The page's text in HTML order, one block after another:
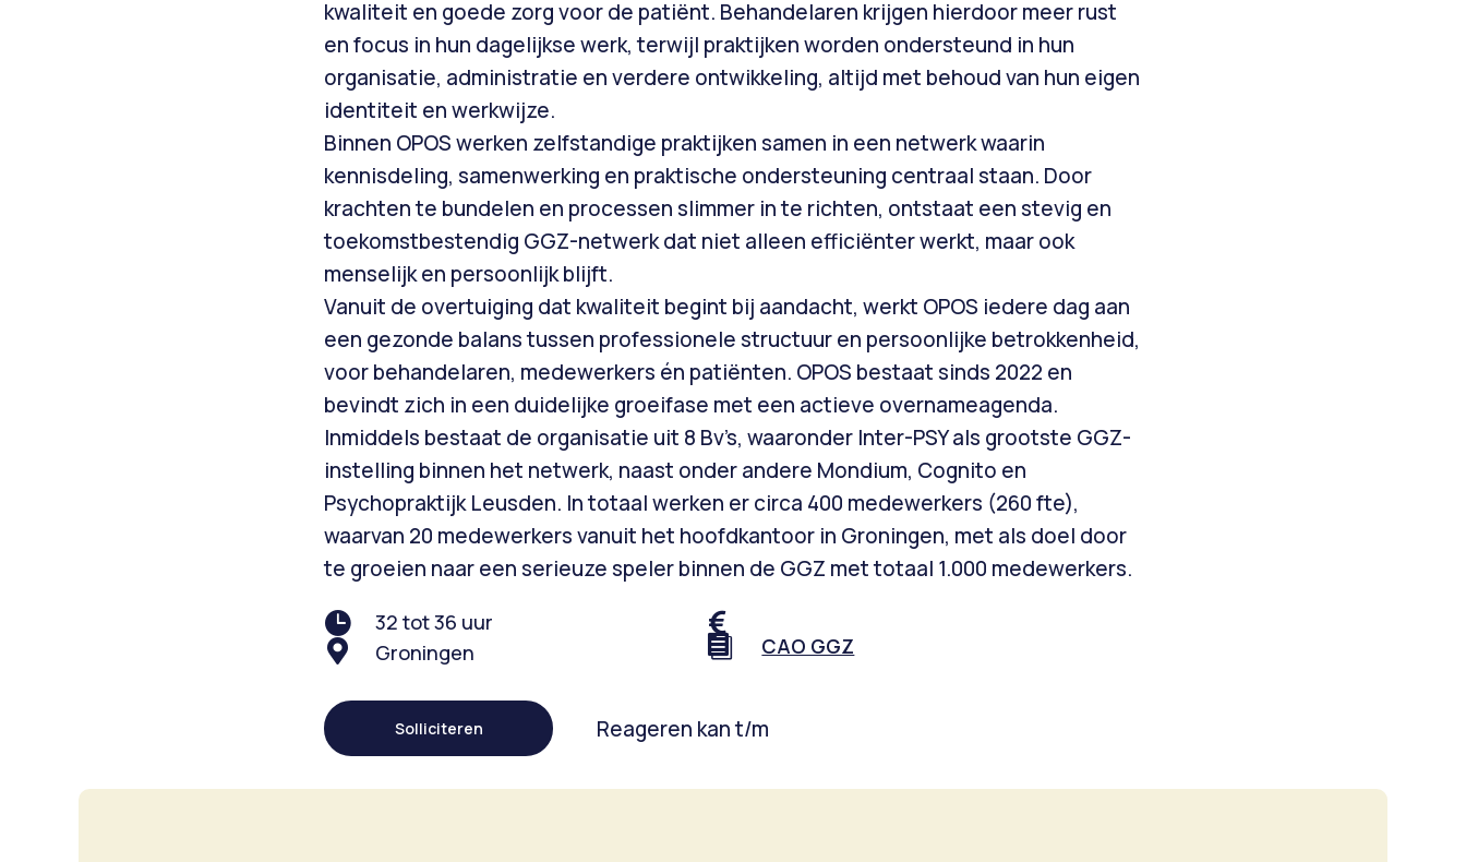
kwaliteit en goede zorg voor de patiënt. Behandelaren krijgen hierdoor meer rust
en focus in hun dagelijkse werk, terwijl praktijken worden ondersteund in hun
organisatie, administratie en verdere ontwikkeling, altijd met behoud van hun eigen
identiteit en werkwijze.
Binnen OPOS werken zelfstandige praktijken samen in een netwerk waarin
kennisdeling, samenwerking en praktische ondersteuning centraal staan. Door
krachten te bundelen en processen slimmer in te richten, ontstaat een stevig en
toekomstbestendig GGZ-netwerk dat niet alleen efficiënter werkt, maar ook
menselijk en persoonlijk blijft.
Vanuit de overtuiging dat kwaliteit begint bij aandacht, werkt OPOS iedere dag aan
een gezonde balans tussen professionele structuur en persoonlijke betrokkenheid,
voor behandelaren, medewerkers én patiënten. OPOS bestaat sinds 2022 en
bevindt zich in een duidelijke groeifase met een actieve overnameagenda.
Inmiddels bestaat de organisatie uit 8 Bv’s, waaronder Inter-PSY als grootste GGZ-
instelling binnen het netwerk, naast onder andere Mondium, Cognito en
Psychopraktijk Leusden. In totaal werken er circa 400 medewerkers (260 fte),
waarvan 20 medewerkers vanuit het hoofdkantoor in Groningen, met als doel door
te groeien naar een serieuze speler binnen de GGZ met totaal 1.000 medewerkers.
 32 tot 36 uur
 Groningen


CAO GGZ
Solliciteren Reageren kan t/m